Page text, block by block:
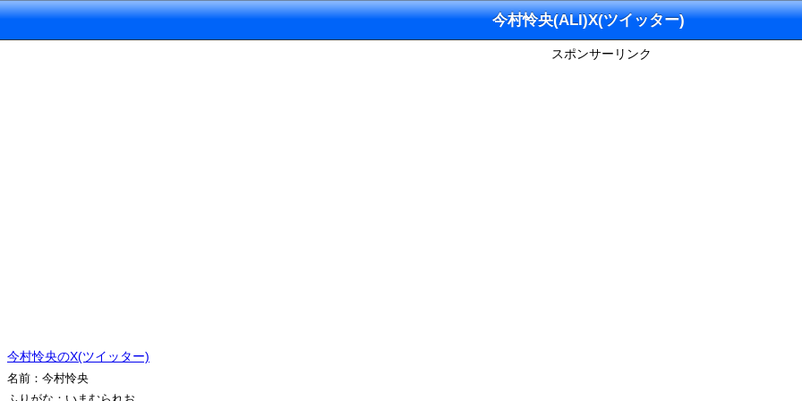
今村怜央(ALI)X(ツイッター)
スポンサーリンク
今村怜央のX(ツイッター)
名前：今村怜央